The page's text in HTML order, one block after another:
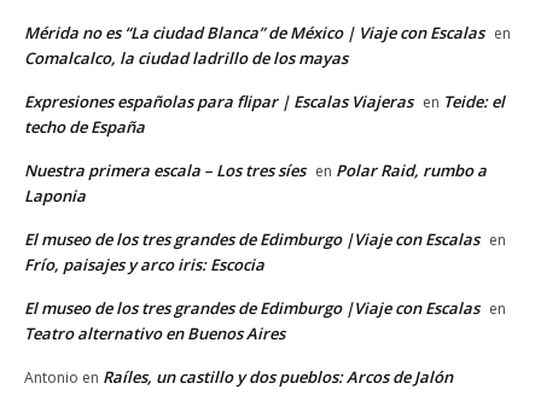
Mérida no es “La ciudad Blanca” de México | Viaje con Escalas en
Comalcalco, la ciudad ladrillo de los mayas
Expresiones españolas para flipar | Escalas Viajeras en Teide: el
techo de España
Nuestra primera escala – Los tres síes en Polar Raid, rumbo a
Laponia
El museo de los tres grandes de Edimburgo |Viaje con Escalas en
Frío, paisajes y arco iris: Escocia
El museo de los tres grandes de Edimburgo |Viaje con Escalas en
Teatro alternativo en Buenos Aires
Antonio en Raíles, un castillo y dos pueblos: Arcos de Jalón